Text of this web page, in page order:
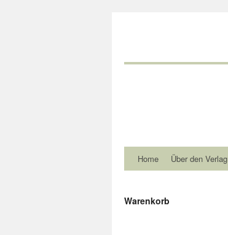
Home Über den Verlag
Warenkorb